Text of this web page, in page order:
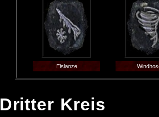
Eislanze
Dritter Kreis